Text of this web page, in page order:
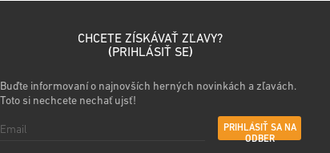
CHCETE ZÍSKÁVAŤ ZĽAVY?
(PRIHLÁSIŤ SE)
Buďte informovaní o najnovších herných novinkách a zľavách.
Toto si nechcete nechať ujsť!
PRIHLÁSIŤ SA NA
ODBER